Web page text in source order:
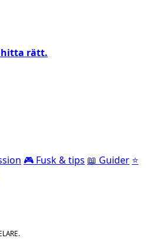
hitta rätt.
🎮 Fusk & tips 📖 Guider ⭐